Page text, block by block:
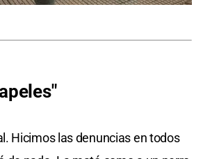
Hicimos las denuncias en todos